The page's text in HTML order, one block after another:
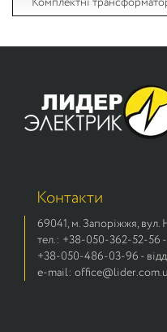
Контакти
69041, м. Запоріжжя, вул.
тел.: +38-050-362-52-56 -
+38-050-486-03-96 -
e-mail: